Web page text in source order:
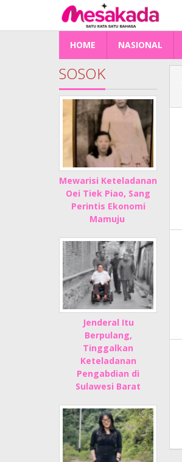
konten
HOME NASIONAL
SOSOK
Mewarisi Keteladanan
Oei Tiek Piao, Sang
Perintis Ekonomi
Mamuju
Jenderal Itu
Berpulang,
Tinggalkan
Keteladanan
Pengabdian di
Sulawesi Barat